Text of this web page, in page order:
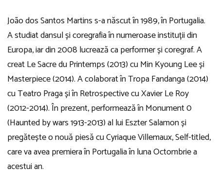
João dos Santos Martins s-a născut în 1989, în Portugalia.
A studiat dansul și coregrafia în numeroase instituții din
Europa, iar din 2008 lucrează ca performer și coregraf. A
creat Le Sacre du Printemps (2013) cu Min Kyoung Lee și
Masterpiece (2014). A colaborat în Tropa Fandanga (2014)
cu Teatro Praga și în Retrospective cu Xavier Le Roy
(2012-2014). În prezent, performează în Monument 0
(Haunted by wars 1913-2013) al lui Eszter Salamon și
pregătește o nouă piesă cu Cyriaque Villemaux, Self-titled,
care va avea premiera în Portugalia în luna Octombrie a
acestui an.